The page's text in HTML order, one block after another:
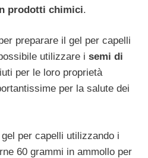
prodotti chimici.
preparare il gel per capelli
utilizzare i semi di
per le loro proprietà
per la salute dei
per capelli utilizzando i
60 grammi in ammollo per